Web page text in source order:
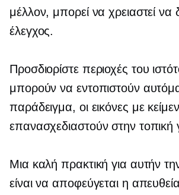
μέλλον, μπορεί να χρειαστεί να
έλεγχος.
Προσδιορίστε περιοχές του
μπορούν να εντοπιστούν
παράδειγμα, οι εικόνες με
επανασχεδιαστούν στην
Μια καλή πρακτική για αυτήν
είναι να αποφεύγεται η